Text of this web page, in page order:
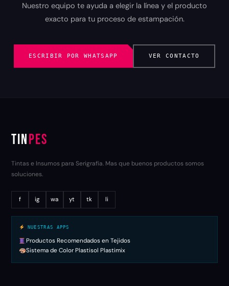
Nuestro equipo te ayuda a elegir la línea y el producto
exacto para tu proceso de estampación.
ESCRIBIR POR WHATSAPP VER CONTACTO
TINPES
Tintas e Insumos para Serigrafía. Mas que buenos productos somos
soluciones.
f ig wa yt tk li
NUESTRAS APPS
Productos Recomendados en Tejidos
Sistema de Color Plastisol Plastimix